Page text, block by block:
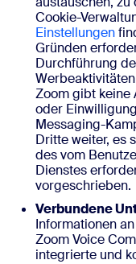
Cookie-
Einstellungen
Gründen
Durchführung
Zoom gibt keine
oder
Messaging-
Dritte weiter, es
des vom
Dienstes
vorgeschrieben.
Verbundene
Informationen
Zoom Voice
integrierte und